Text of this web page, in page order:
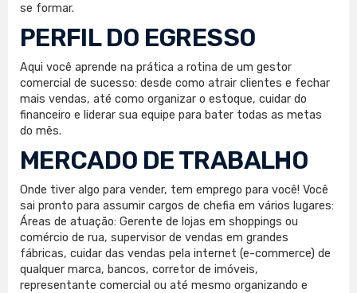
se formar.
PERFIL DO EGRESSO
Aqui você aprende na prática a rotina de um gestor
comercial de sucesso: desde como atrair clientes e fechar
mais vendas, até como organizar o estoque, cuidar do
financeiro e liderar sua equipe para bater todas as metas
do mês.
MERCADO DE TRABALHO
Onde tiver algo para vender, tem emprego para você! Você
sai pronto para assumir cargos de chefia em vários lugares:
Áreas de atuação: Gerente de lojas em shoppings ou
comércio de rua, supervisor de vendas em grandes
fábricas, cuidar das vendas pela internet (e-commerce) de
qualquer marca, bancos, corretor de imóveis,
representante comercial ou até mesmo organizando e